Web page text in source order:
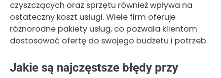
czyszczących oraz sprzętu również wpływa na
ostateczny koszt usługi. Wiele firm oferuje
różnorodne pakiety usług, co pozwala klientom
dostosować ofertę do swojego budżetu i potrzeb.
Jakie są najczęstsze błędy przy